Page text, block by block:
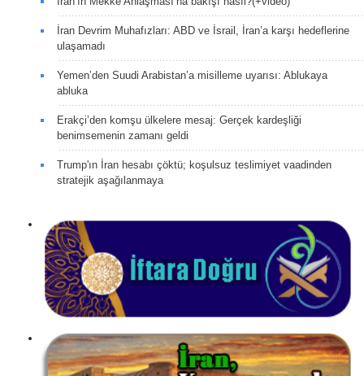
İran Devrim Muhafızları: ABD ve İsrail, İran’a karşı hedeflerine
ulaşamadı
Yemen’den Suudi Arabistan’a misilleme uyarısı: Ablukaya
abluka
Erakçi’den komşu ülkelere mesaj: Gerçek kardeşliği
benimsemenin zamanı geldi
Trump'ın İran hesabı çöktü; koşulsuz teslimiyet vaadinden
stratejik aşağılanmaya